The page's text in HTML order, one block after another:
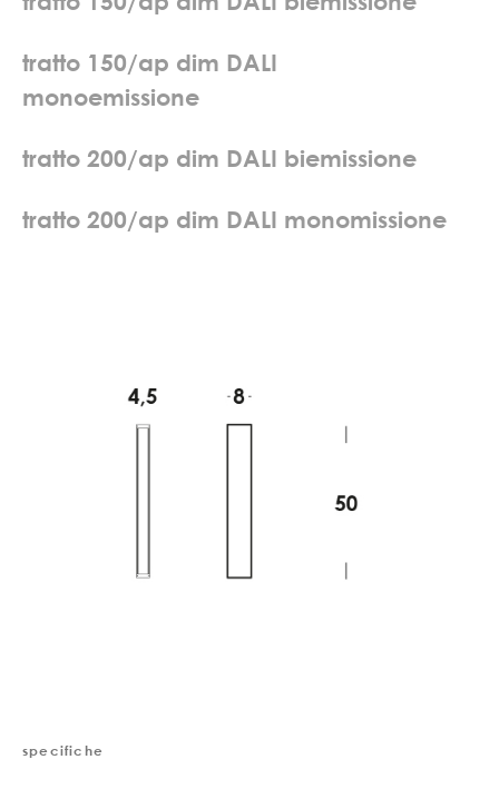
tratto 150/ap dim DALI
monoemissione
tratto 200/ap dim DALI biemissione
tratto 200/ap dim DALI monomissione
specifiche